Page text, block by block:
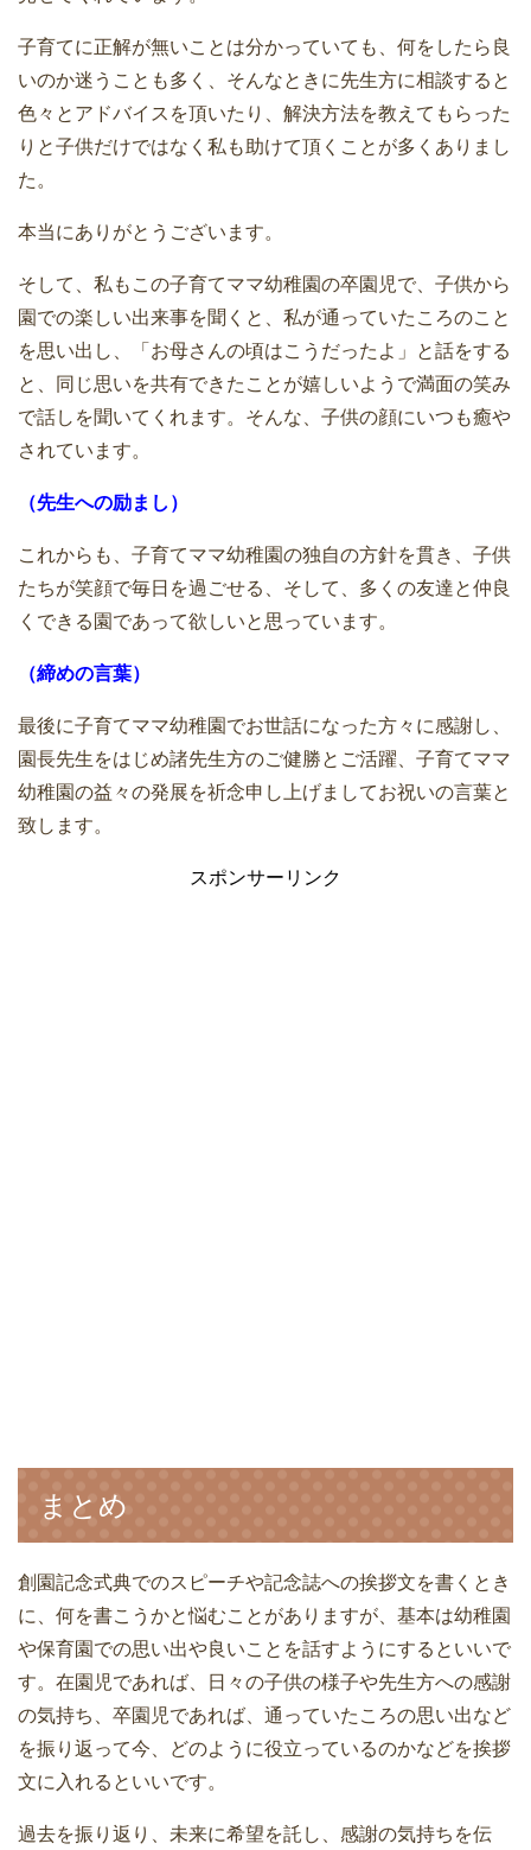
子育てに正解が無いことは分かっていても、何をしたら良
いのか迷うことも多く、そんなときに先生方に相談すると
色々とアドバイスを頂いたり、解決方法を教えてもらった
りと子供だけではなく私も助けて頂くことが多くありまし
た。
本当にありがとうございます。
そして、私もこの子育てママ幼稚園の卒園児で、子供から
園での楽しい出来事を聞くと、私が通っていたころのこと
を思い出し、「お母さんの頃はこうだったよ」と話をする
と、同じ思いを共有できたことが嬉しいようで満面の笑み
で話しを聞いてくれます。そんな、子供の顔にいつも癒や
されています。
（先生への励まし）
これからも、子育てママ幼稚園の独自の方針を貫き、子供
たちが笑顔で毎日を過ごせる、そして、多くの友達と仲良
くできる園であって欲しいと思っています。
（締めの言葉）
最後に子育てママ幼稚園でお世話になった方々に感謝し、
園長先生をはじめ諸先生方のご健勝とご活躍、子育てママ
幼稚園の益々の発展を祈念申し上げましてお祝いの言葉と
致します。
スポンサーリンク
まとめ
創園記念式典でのスピーチや記念誌への挨拶文を書くとき
に、何を書こうかと悩むことがありますが、基本は幼稚園
や保育園での思い出や良いことを話すようにするといいで
す。在園児であれば、日々の子供の様子や先生方への感謝
の気持ち、卒園児であれば、通っていたころの思い出など
を振り返って今、どのように役立っているのかなどを挨拶
文に入れるといいです。
過去を振り返り、未来に希望を託し、感謝の気持ちを伝